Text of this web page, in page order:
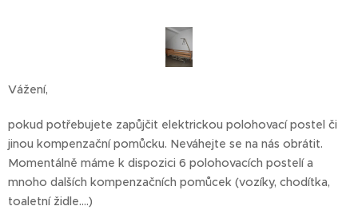
Vážení,
pokud potřebujete zapůjčit elektrickou polohovací postel či
jinou kompenzační pomůcku. Neváhejte se na nás obrátit.
Momentálně máme k dispozici 6 polohovacích postelí a
mnoho dalších kompenzačních pomůcek (vozíky, chodítka,
toaletní židle....)